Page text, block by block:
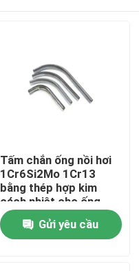
Tấm chắn ống nồi hơi
1Cr6Si2Mo 1Cr13
bằng thép hợp kim
cách nhiệt cho ống
tiết kiệm
Gửi yêu cầu